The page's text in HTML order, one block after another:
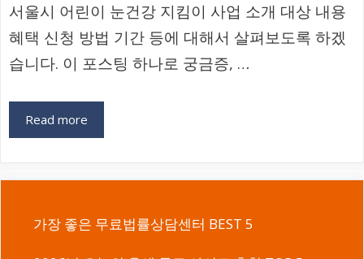
서울시 어린이 눈건강 지킴이 사업 소개 대상 내용
혜택 신청 방법 기간 등에 대해서 살펴보도록 하겠
습니다. 이 포스팅 하나로 궁금증, …
Read more
가장 좋은 무료법률상담센터 BEST 5